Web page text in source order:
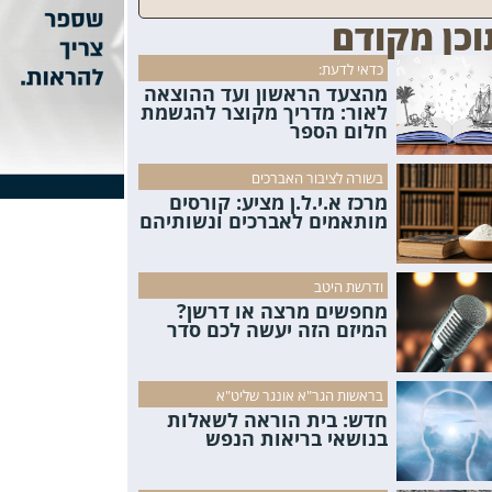
מקודם
כדאי לדעת:
מהצעד הראשון ועד ההוצאה
לאור: מדריך מקוצר להגשמת
חלום הספר
בשורה לציבור האברכים
מרכז א.י.ל.ן מציע: קורסים
מותאמים לאברכים ונשותיהם
ודרשת היטב
מחפשים מרצה או דרשן?
המיזם הזה יעשה לכם סדר
בראשות הגר"א אונגר שליט"א
חדש: בית הוראה לשאלות
בנושאי בריאות הנפש